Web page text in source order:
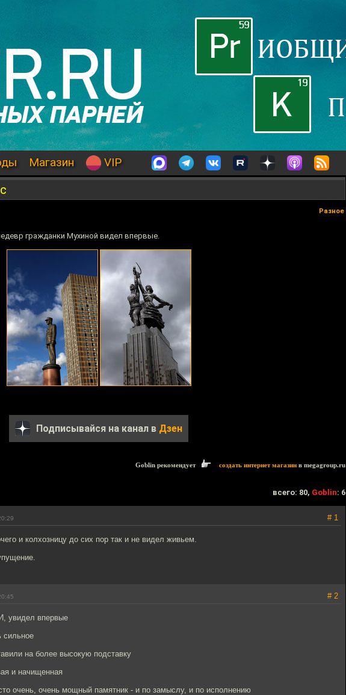
Магазин VIP
Разное
гражданки Мухиной видел впервые.
Подписывайся на канал в Дзен
Goblin рекомендует создать интернет магазин в megagroup.ru
всего: 80, Goblin: 6
# 1
и колхозницу до сих пор так и не видел живьем.
# 2
увидел впервые
сильное
на более высокую подставку
и начищенная
очень, очень мощный памятник - и по замыслу, и по исполнению